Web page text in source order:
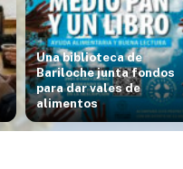
Una biblioteca de
Bariloche junta fondos
para dar vales de
alimentos